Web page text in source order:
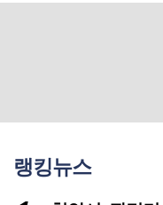
랭킹뉴스